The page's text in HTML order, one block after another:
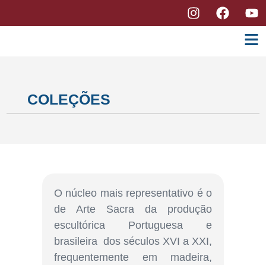
COLEÇÕES
O núcleo mais representativo é o
de Arte Sacra da produção
escultórica Portuguesa e
brasileira dos séculos XVI a XXI,
frequentemente em madeira,